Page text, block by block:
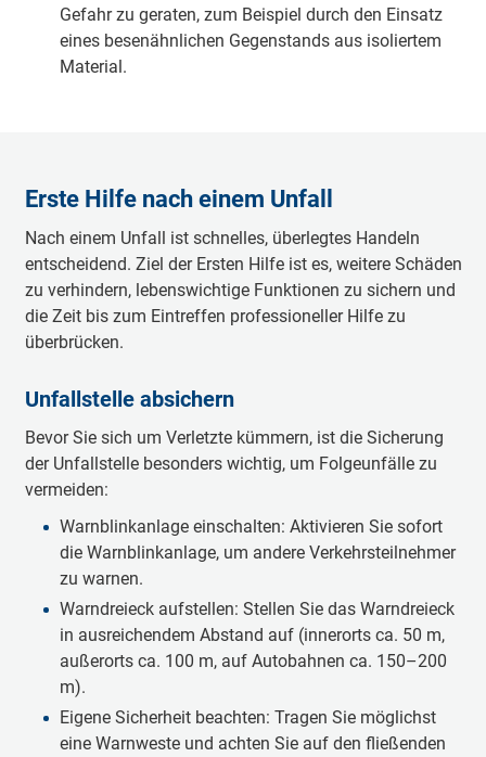
Gefahr zu geraten, zum Beispiel durch den Einsatz
eines besenähnlichen Gegenstands aus isoliertem
Material.
Erste Hilfe nach einem Unfall
Nach einem Unfall ist schnelles, überlegtes Handeln
entscheidend. Ziel der Ersten Hilfe ist es, weitere Schäden
zu verhindern, lebenswichtige Funktionen zu sichern und
die Zeit bis zum Eintreffen professioneller Hilfe zu
überbrücken.
Unfallstelle absichern
Bevor Sie sich um Verletzte kümmern, ist die Sicherung
der Unfallstelle besonders wichtig, um Folgeunfälle zu
vermeiden:
Warnblinkanlage einschalten: Aktivieren Sie sofort
die Warnblinkanlage, um andere Verkehrsteilnehmer
zu warnen.
Warndreieck aufstellen: Stellen Sie das Warndreieck
in ausreichendem Abstand auf (innerorts ca. 50 m,
außerorts ca. 100 m, auf Autobahnen ca. 150–200
m).
Eigene Sicherheit beachten: Tragen Sie möglichst
eine Warnweste und achten Sie auf den fließenden